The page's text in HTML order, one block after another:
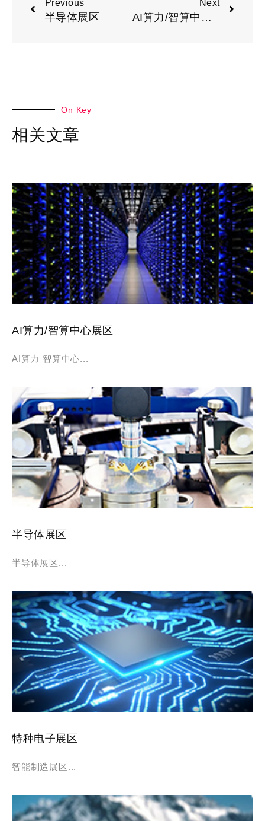
Previous
半导体展区
Next
AI算力/智算中心展区
On Key
相关文章
AI算力/智算中心展区
AI算力 智算中心...
半导体展区
半导体展区...
特种电子展区
智能制造展区...